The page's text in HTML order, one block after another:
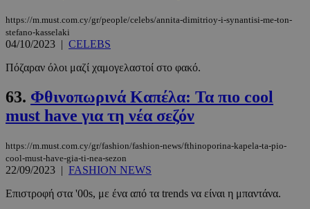
https://m.must.com.cy/gr/people/celebs/annita-dimitrioy-i-synantisi-me-ton-
stefano-kasselaki
04/10/2023 | CELEBS
Πόζαραν όλοι μαζί χαμογελαστοί στο φακό.
63. Φθινοπωρινά Καπέλα: Τα πιο cool
must have για τη νέα σεζόν
https://m.must.com.cy/gr/fashion/fashion-news/fthinoporina-kapela-ta-pio-
cool-must-have-gia-ti-nea-sezon
22/09/2023 | FASHION NEWS
Επιστροφή στα '00s, με ένα από τα trends να είναι η μπαντάνα.